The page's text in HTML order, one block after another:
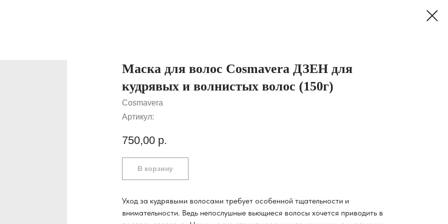
Маска для волос Cosmavera ДЗЕН для
кудрявых и волнистых волос (150г)
Cosmavera
Артикул:
750,00 р.
В корзину
Уход за кудрявыми волосами требует особенной тщательности и
внимательности. Ведь непослушные вьющиеся волосы хочется приводить в